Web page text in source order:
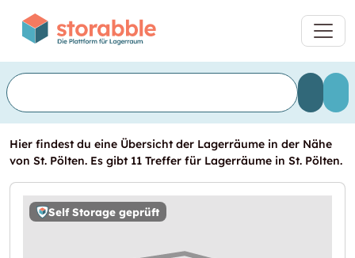
Hier findest du eine Übersicht der Lagerräume in der Nähe
von St. Pölten. Es gibt 11 Treffer für Lagerräume in St. Pölten.
Self Storage geprüft